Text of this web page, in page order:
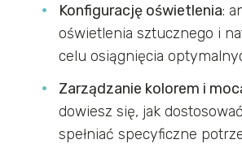
Konfigurację oświetlenia:
oświetlenia sztucznego i
celu osiągnięcia
Zarządzanie kolorem i
dowiesz się, jak
spełniać specyficzne